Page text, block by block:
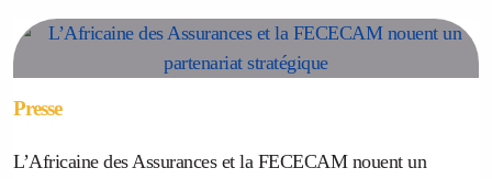
Presse
L’Africaine des Assurances et la FECECAM nouent un